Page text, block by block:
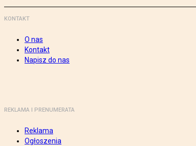
KONTAKT
O nas
Kontakt
Napisz do nas
REKLAMA I PRENUMERATA
Reklama
Ogłoszenia